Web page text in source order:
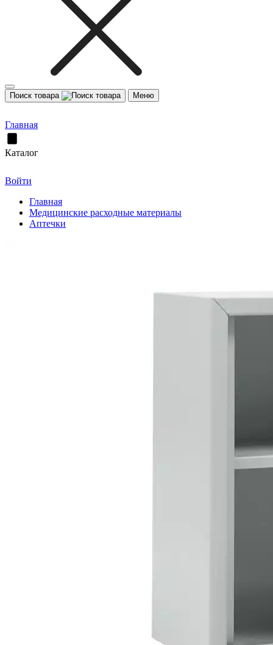
Поиск товара Меню
Главная
Каталог
Войти
Главная
Медицинские расходные материалы
Аптечки